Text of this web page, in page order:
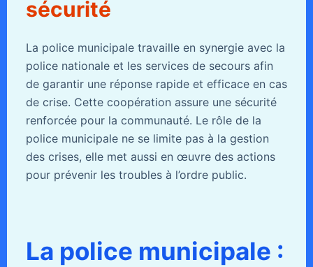
sécurité
La police municipale travaille en synergie avec la
police nationale et les services de secours afin
de garantir une réponse rapide et efficace en cas
de crise. Cette coopération assure une sécurité
renforcée pour la communauté. Le rôle de la
police municipale ne se limite pas à la gestion
des crises, elle met aussi en œuvre des actions
pour prévenir les troubles à l’ordre public.
La police municipale :